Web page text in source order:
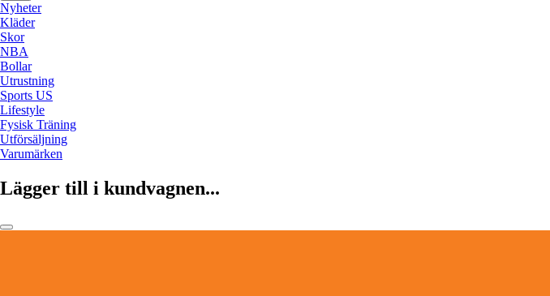
Nyheter
Kläder
Skor
NBA
Bollar
Utrustning
Sports US
Lifestyle
Fysisk Träning
Utförsäljning
Varumärken
Lägger till i kundvagnen...